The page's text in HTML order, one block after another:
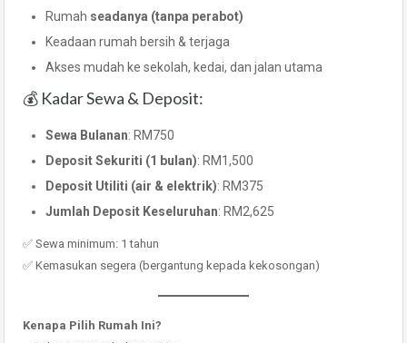
Rumah seadanya (tanpa perabot)
Keadaan rumah bersih & terjaga
Akses mudah ke sekolah, kedai, dan jalan utama
💰 Kadar Sewa & Deposit:
Sewa Bulanan: RM750
Deposit Sekuriti (1 bulan): RM1,500
Deposit Utiliti (air & elektrik): RM375
Jumlah Deposit Keseluruhan: RM2,625
✅ Sewa minimum: 1 tahun
✅ Kemasukan segera (bergantung kepada kekosongan)
Kenapa Pilih Rumah Ini?